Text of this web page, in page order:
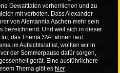
Gewalttaten verherrlichen und zu
mit verboten. Dass Alexander
von Alemannia Aachen mehr sein
bezeichnend. Und weil sich in dieser
das Thema SV-Fahnen laut
im Aufsichtsrat ist, wollten wir in
der Sommerpause dafür sorgen,
gerät. Eine ausführlichere
Thema gibt es hier.